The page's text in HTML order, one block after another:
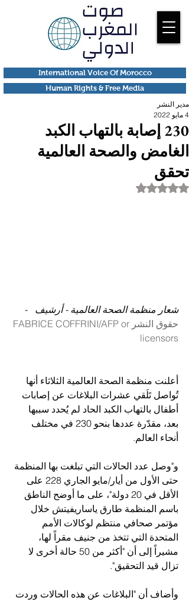
Human Rights & Free Media
International Voice Of Morocco
230 إصابة بالتهاب الكبد
الغامض والصحة العالمية
تحقق
مدير النشر
4 مايو 2022
تم التقييم بـ ليس رقمًا من أصل 5 نجوم.
شعار منظمة الصحة العالمية - أرشيف
  -
حقوق النشر FABRICE COFFRINI/AFP or
licensors
أعلنت منظمة الصحة العالمية الثلاثاء أنها
تُواصل تَلَقي عشرات البلاغات عن إصابات
أطفال بالتهاب الكبد الحاد لم يُحدد سببها
بعد، مقدّرة عددها بنحو 230 في مختلف
أنحاء العالم.
و"وصل عدد الحالات التي تبلغت بها المنظمة
حتى الأول من أيار/مايو الجاري 228 على
الأقل في 20 دولة"، على ما أوضح الناطق
باسم المنظمة طارق ياساريفيتش خلال
مؤتمر صحافي منتظم لوكالات الأمم
المتحدة التي تتخذ من جنيف مقراً لها،
مشيراً إلى أن "أكثر من 50 حالة أخرى لا
تزال قيد التحقيق".
وأضاف أن "البلاغات عن هذه الحالات وردت